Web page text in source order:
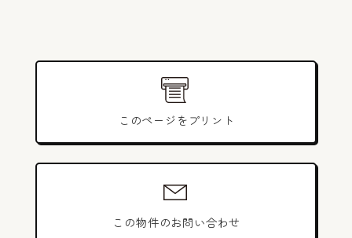
このページをプリント
この物件のお問い合わせ